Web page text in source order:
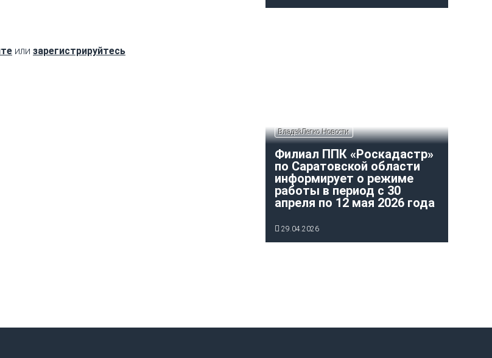
или зарегистрируйтесь
ВладейЛегко Новости
Филиал ППК «Роскадастр»
по Саратовской области
информирует о режиме
работы в период с 30
апреля по 12 мая 2026 года
29.04.2026